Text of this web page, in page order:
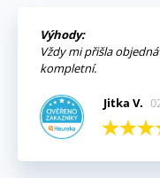
Výhody:
Vždy mi přišla
kompletní.
Jitka V.